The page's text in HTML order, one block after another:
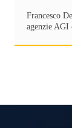
Francesco
agenzie AGI